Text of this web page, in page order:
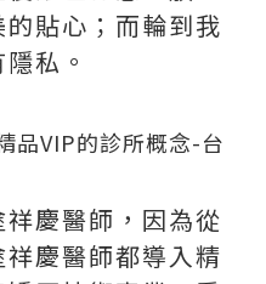
貼心；而輪到我
私。
慶醫師，因為從
慶醫師都導入精